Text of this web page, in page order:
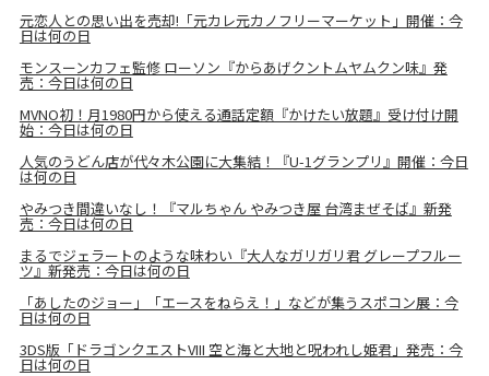
元恋人との思い出を売却!「元カレ元カノフリーマーケット」開催：今
日は何の日
モンスーンカフェ監修 ローソン『からあげクントムヤムクン味』発
売：今日は何の日
MVNO初！月1980円から使える通話定額『かけたい放題』受け付け開
始：今日は何の日
人気のうどん店が代々木公園に大集結！『U-1グランプリ』開催：今日
は何の日
やみつき間違いなし！『マルちゃん やみつき屋 台湾まぜそば』新発
売：今日は何の日
まるでジェラートのような味わい『大人なガリガリ君 グレープフルー
ツ』新発売：今日は何の日
「あしたのジョー」「エースをねらえ！」などが集うスポコン展：今
日は何の日
3DS版「ドラゴンクエストVIII 空と海と大地と呪われし姫君」発売：今
日は何の日